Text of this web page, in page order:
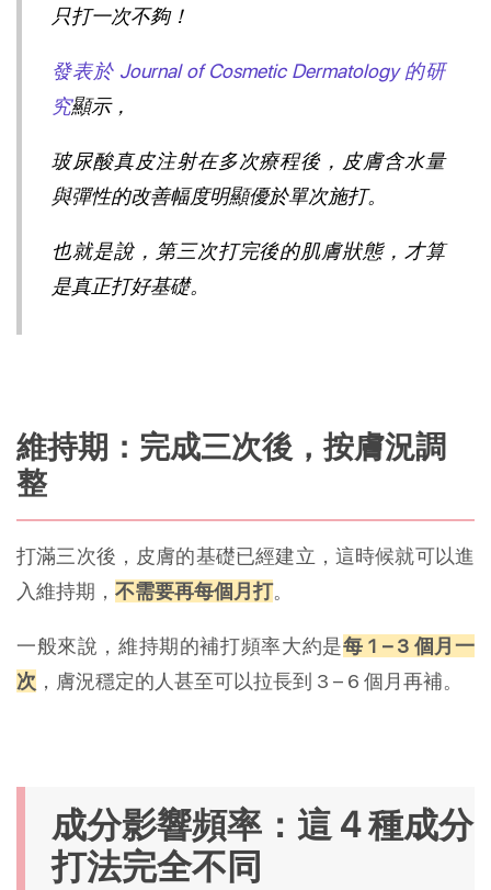
只打一次不夠！
發表於 Journal of Cosmetic Dermatology 的研
究顯示，
玻尿酸真皮注射在多次療程後，皮膚含水量
與彈性的改善幅度明顯優於單次施打。
也就是說，第三次打完後的肌膚狀態，才算
是真正打好基礎。
維持期：完成三次後，按膚況調
整
打滿三次後，皮膚的基礎已經建立，這時候就可以進
入維持期， 不需要再每個月打。
一般來說，維持期的補打頻率大約是每 1 – 3 個月一
次 ，膚況穩定的人甚至可以拉長到 3 – 6 個月再補。
成分影響頻率：這 4 種成分
打法完全不同